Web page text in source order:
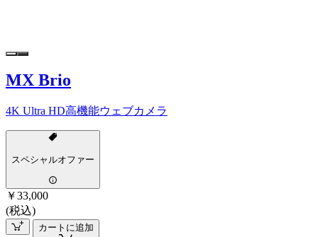
MX Brio
4K Ultra HD高機能ウェブカメラ
スペシャルオファー
￥33,000
(税込)
カートに追加